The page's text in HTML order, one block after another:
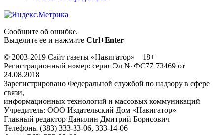
Сообщите об ошибке.
Выделите ее и нажмите Ctrl+Enter
© 2003-2019 Сайт газеты «Навигатор» 18+
Регистрационный номер: серия Эл № ФС77-73469 от
24.08.2018
Зарегистрировано Федеральной службой по надзору в сфере
связи,
информационных технологий и массовых коммуникаций
Учредитель: ООО Издательский Дом «Навигатор»
Главный редактор Данилин Дмитрий Борисович
Телефоны (383) 333-33-06, 333-14-06